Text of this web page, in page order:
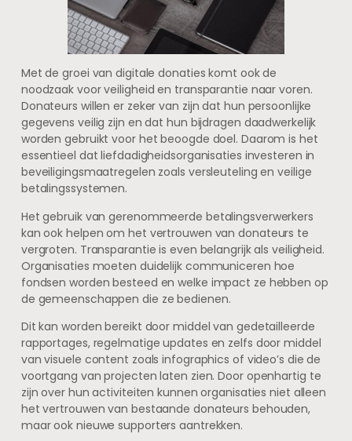
Met de groei van digitale donaties komt ook de
noodzaak voor veiligheid en transparantie naar voren.
Donateurs willen er zeker van zijn dat hun persoonlijke
gegevens veilig zijn en dat hun bijdragen daadwerkelijk
worden gebruikt voor het beoogde doel. Daarom is het
essentieel dat liefdadigheidsorganisaties investeren in
beveiligingsmaatregelen zoals versleuteling en veilige
betalingssystemen.
Het gebruik van gerenommeerde betalingsverwerkers
kan ook helpen om het vertrouwen van donateurs te
vergroten. Transparantie is even belangrijk als veiligheid.
Organisaties moeten duidelijk communiceren hoe
fondsen worden besteed en welke impact ze hebben op
de gemeenschappen die ze bedienen.
Dit kan worden bereikt door middel van gedetailleerde
rapportages, regelmatige updates en zelfs door middel
van visuele content zoals infographics of video’s die de
voortgang van projecten laten zien. Door openhartig te
zijn over hun activiteiten kunnen organisaties niet alleen
het vertrouwen van bestaande donateurs behouden,
maar ook nieuwe supporters aantrekken.